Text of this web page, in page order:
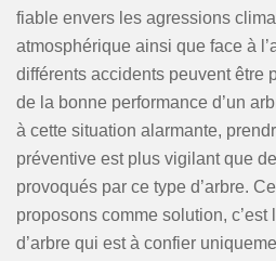
fiable envers les agressions
atmosphérique ainsi que face à
différents accidents peuvent être
de la bonne performance d’un
à cette situation alarmante,
préventive est plus vigilant que
provoqués par ce type d’arbre.
proposons comme solution, c’est
d’arbre qui est à confier